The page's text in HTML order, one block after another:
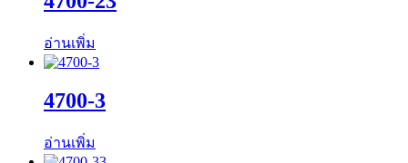
อ่านเพิ่ม
4700-3
อ่านเพิ่ม